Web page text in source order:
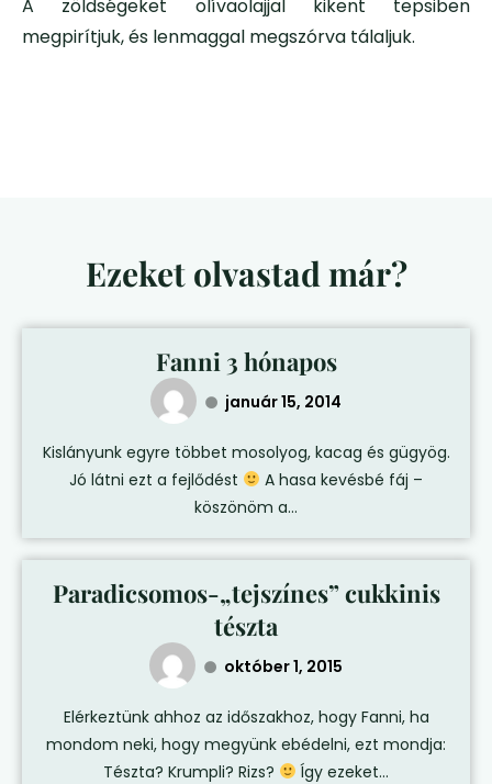
A zöldségeket olívaolajjal kikent tepsiben
megpirítjuk, és lenmaggal megszórva tálaljuk.
Ezeket olvastad már?
Fanni 3 hónapos
január 15, 2014
Kislányunk egyre többet mosolyog, kacag és gügyög.
Jó látni ezt a fejlődést
A hasa kevésbé fáj –
köszönöm a...
Paradicsomos-„tejszínes” cukkinis
tészta
október 1, 2015
Elérkeztünk ahhoz az időszakhoz, hogy Fanni, ha
mondom neki, hogy megyünk ebédelni, ezt mondja:
Tészta? Krumpli? Rizs?
Így ezeket...